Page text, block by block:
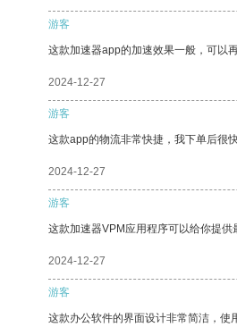
游客
这款加速器app的加速效果一般，可以
2024-12-27
游客
这款app的物流非常快捷，我下单后很
2024-12-27
游客
这款加速器VPM应用程序可以给你提供
2024-12-27
游客
这款办公软件的界面设计非常简洁，使